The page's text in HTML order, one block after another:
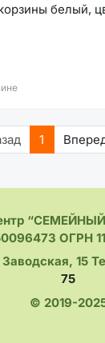
белый,
1
ОГРН
15
75
© 2019-